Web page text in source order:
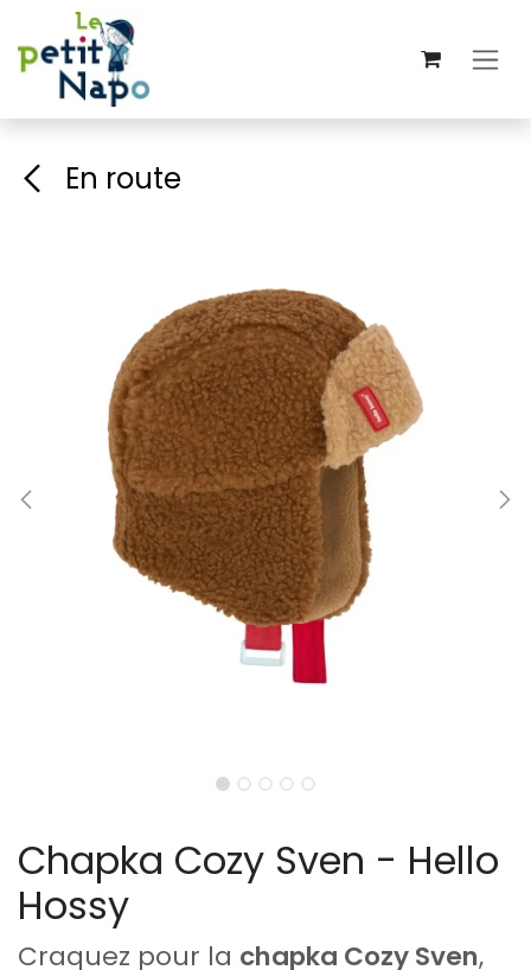
Se rendre au contenu
En route
Chapka Cozy Sven - Hello
Hossy
Craquez pour la chapka Cozy Sven,